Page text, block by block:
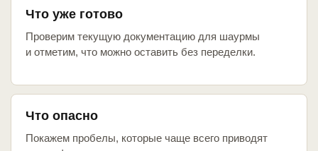
Что уже готово
Проверим текущую документацию для шаурмы
и отметим, что можно оставить без переделки.
Что опасно
Покажем пробелы, которые чаще всего приводят